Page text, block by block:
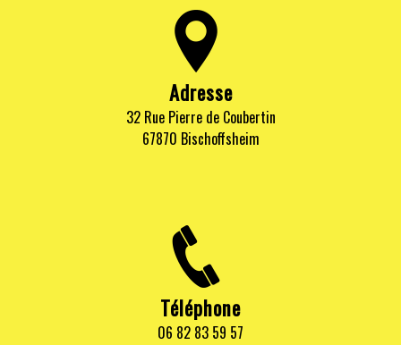
Adresse
32 Rue Pierre de Coubertin
67870 Bischoffsheim
Téléphone
06 82 83 59 57